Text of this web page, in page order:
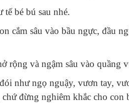
bé bú sau nhé.
cắm sâu vào bầu ngực, đầu
rộng và ngậm sâu vào quầng
như ngọ nguậy, vươn tay,
đừng nghiêm khắc cho